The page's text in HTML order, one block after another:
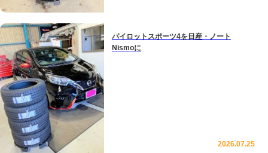
パイロットスポーツ4を日産・ノート
Nismoに
2026.07.25